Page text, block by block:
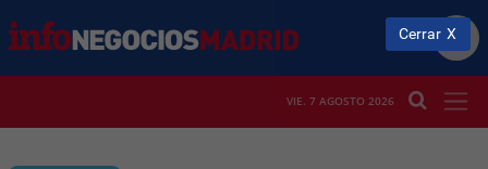
VIE. 7 AGOSTO 2026
Cerrar